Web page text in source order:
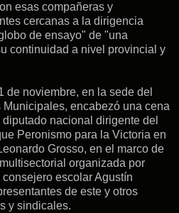
esas compañeras y
cercanas a la dirigencia
de ensayo" de "una
continuidad a nivel provincial y
de noviembre, en la sede del
encabezó una cena
nacional dirigente del
Peronismo para la Victoria en
Grosso, en el marco de
organizada por
escolar Agustín
de este y otros
y sindicales.